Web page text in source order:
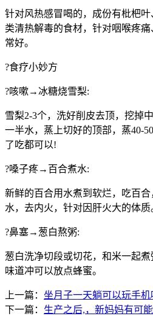
针对风热感冒喝的，成份有枇杷
类清热解毒的食材，针对咽喉疼
常好。
?食疗小妙方
?咳嗽→冰糖烧雪梨:
雪梨2-3个，洗好削皮去顶，挖掉
一半水，蒸上切好的顶部，蒸40-
了吃都可以!
?嗓子疼→百合煮水:
新鲜的百合用水煮到软烂，吃百
水，去内火，针对因肝火大的体质
?鼻塞→葱白熬粥:
葱白洗净切段或切花，和米一起
味道冲可以放点蜂蜜。
上一篇： 坐月子一天躺可以玩手机
下一篇： 生产之后,，新妈妈有可